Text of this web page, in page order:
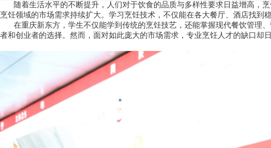
随着生活水平的不断提升，人们对于饮食的品质与多样性要求日益增高，烹
烹饪领域的市场需求持续扩大。学习烹饪技术，不仅能在各大餐厅、酒店找到
在重庆新东方，学生不仅能学到传统的烹饪技艺，还能掌握现代餐饮管理
者和创业者的选择。然而，面对如此庞大的市场需求，专业烹饪人才的缺口却日